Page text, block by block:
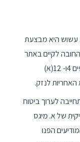
עשוש היא מבצעת
לקיים באתר
את הוראות הבטיחות בעבודה (ראו: סעיפים 4ו- 12(א)
לנזק.
לערוך ביטוח
של א. מיגס
הפנו